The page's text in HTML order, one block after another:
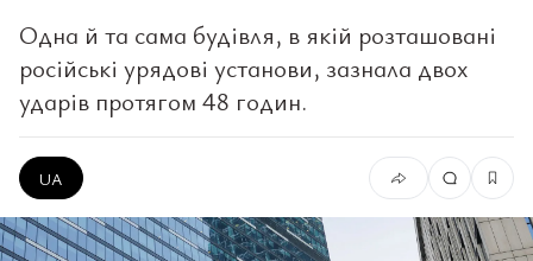
Одна й та сама будівля, в якій розташовані
російські урядові установи, зазнала двох
ударів протягом 48 годин.
UA